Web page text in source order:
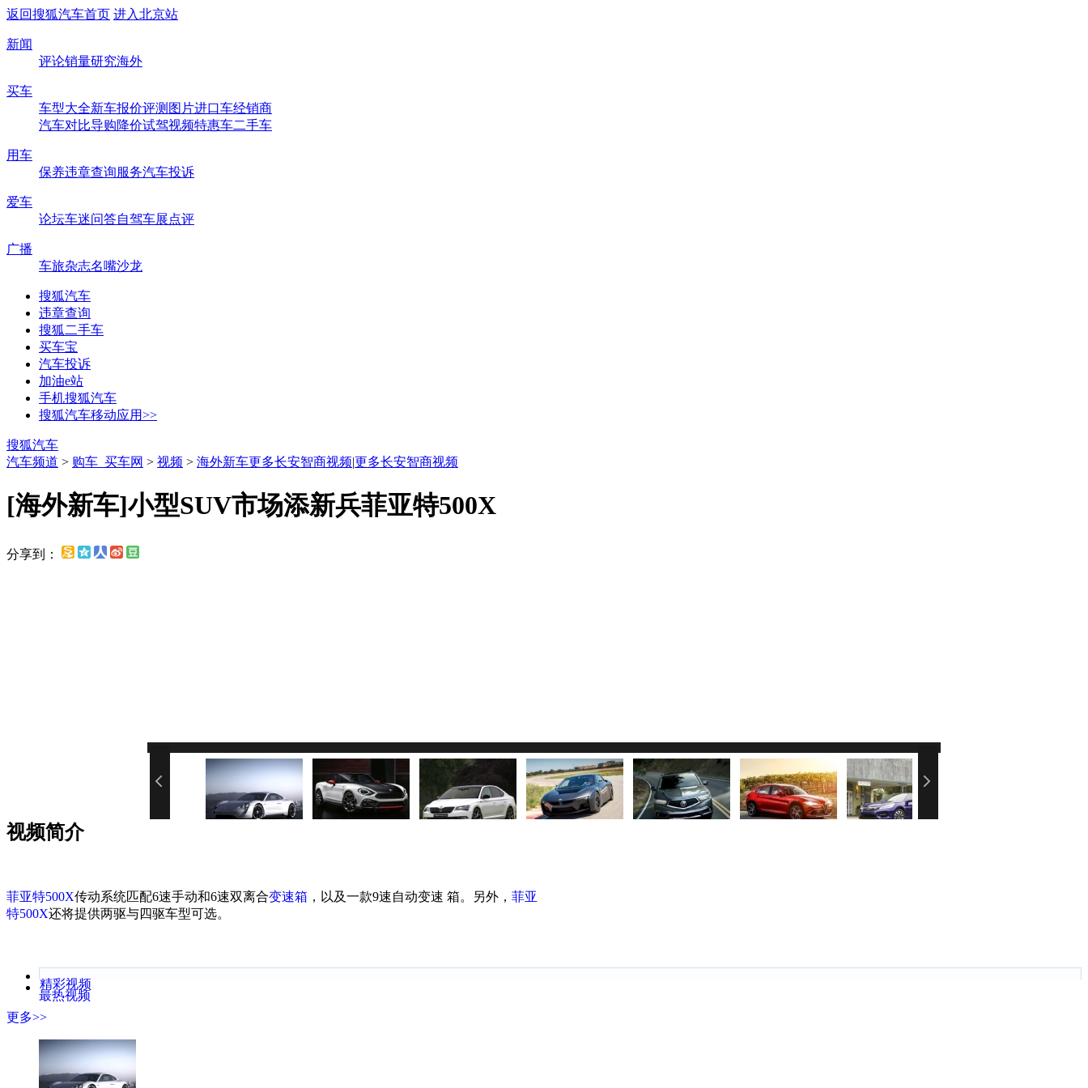
返回搜狐汽车首页 进入北京站
新闻
评论销量研究海外
买车
车型大全新车报价评测 图片进口车经销商
汽车对比导购降价试驾视频特惠车二手车
用车
保养违章查询服务汽车投诉
爱车
论坛车迷问答自驾车展点评
广播
车旅杂志名嘴沙龙
搜狐汽车
违章查询
搜狐二手车
买车宝
汽车投诉
加油e站
手机搜狐汽车
搜狐汽车移动应用>>
搜狐汽车
汽车频道 > 购车_买车网 > 视频 > 海外新车更多长安智商视频|更多长安智商视频
[海外新车]小型SUV市场添新兵菲亚特500X
分享到：
视频简介
菲亚特500X传动系统匹配6速手动和6速双离合变速箱 ，以及一款9速自动变速 箱。另外， 菲亚
特500X还将提供两驱与四驱车型可选。
精彩视频
最热视频
更多>>